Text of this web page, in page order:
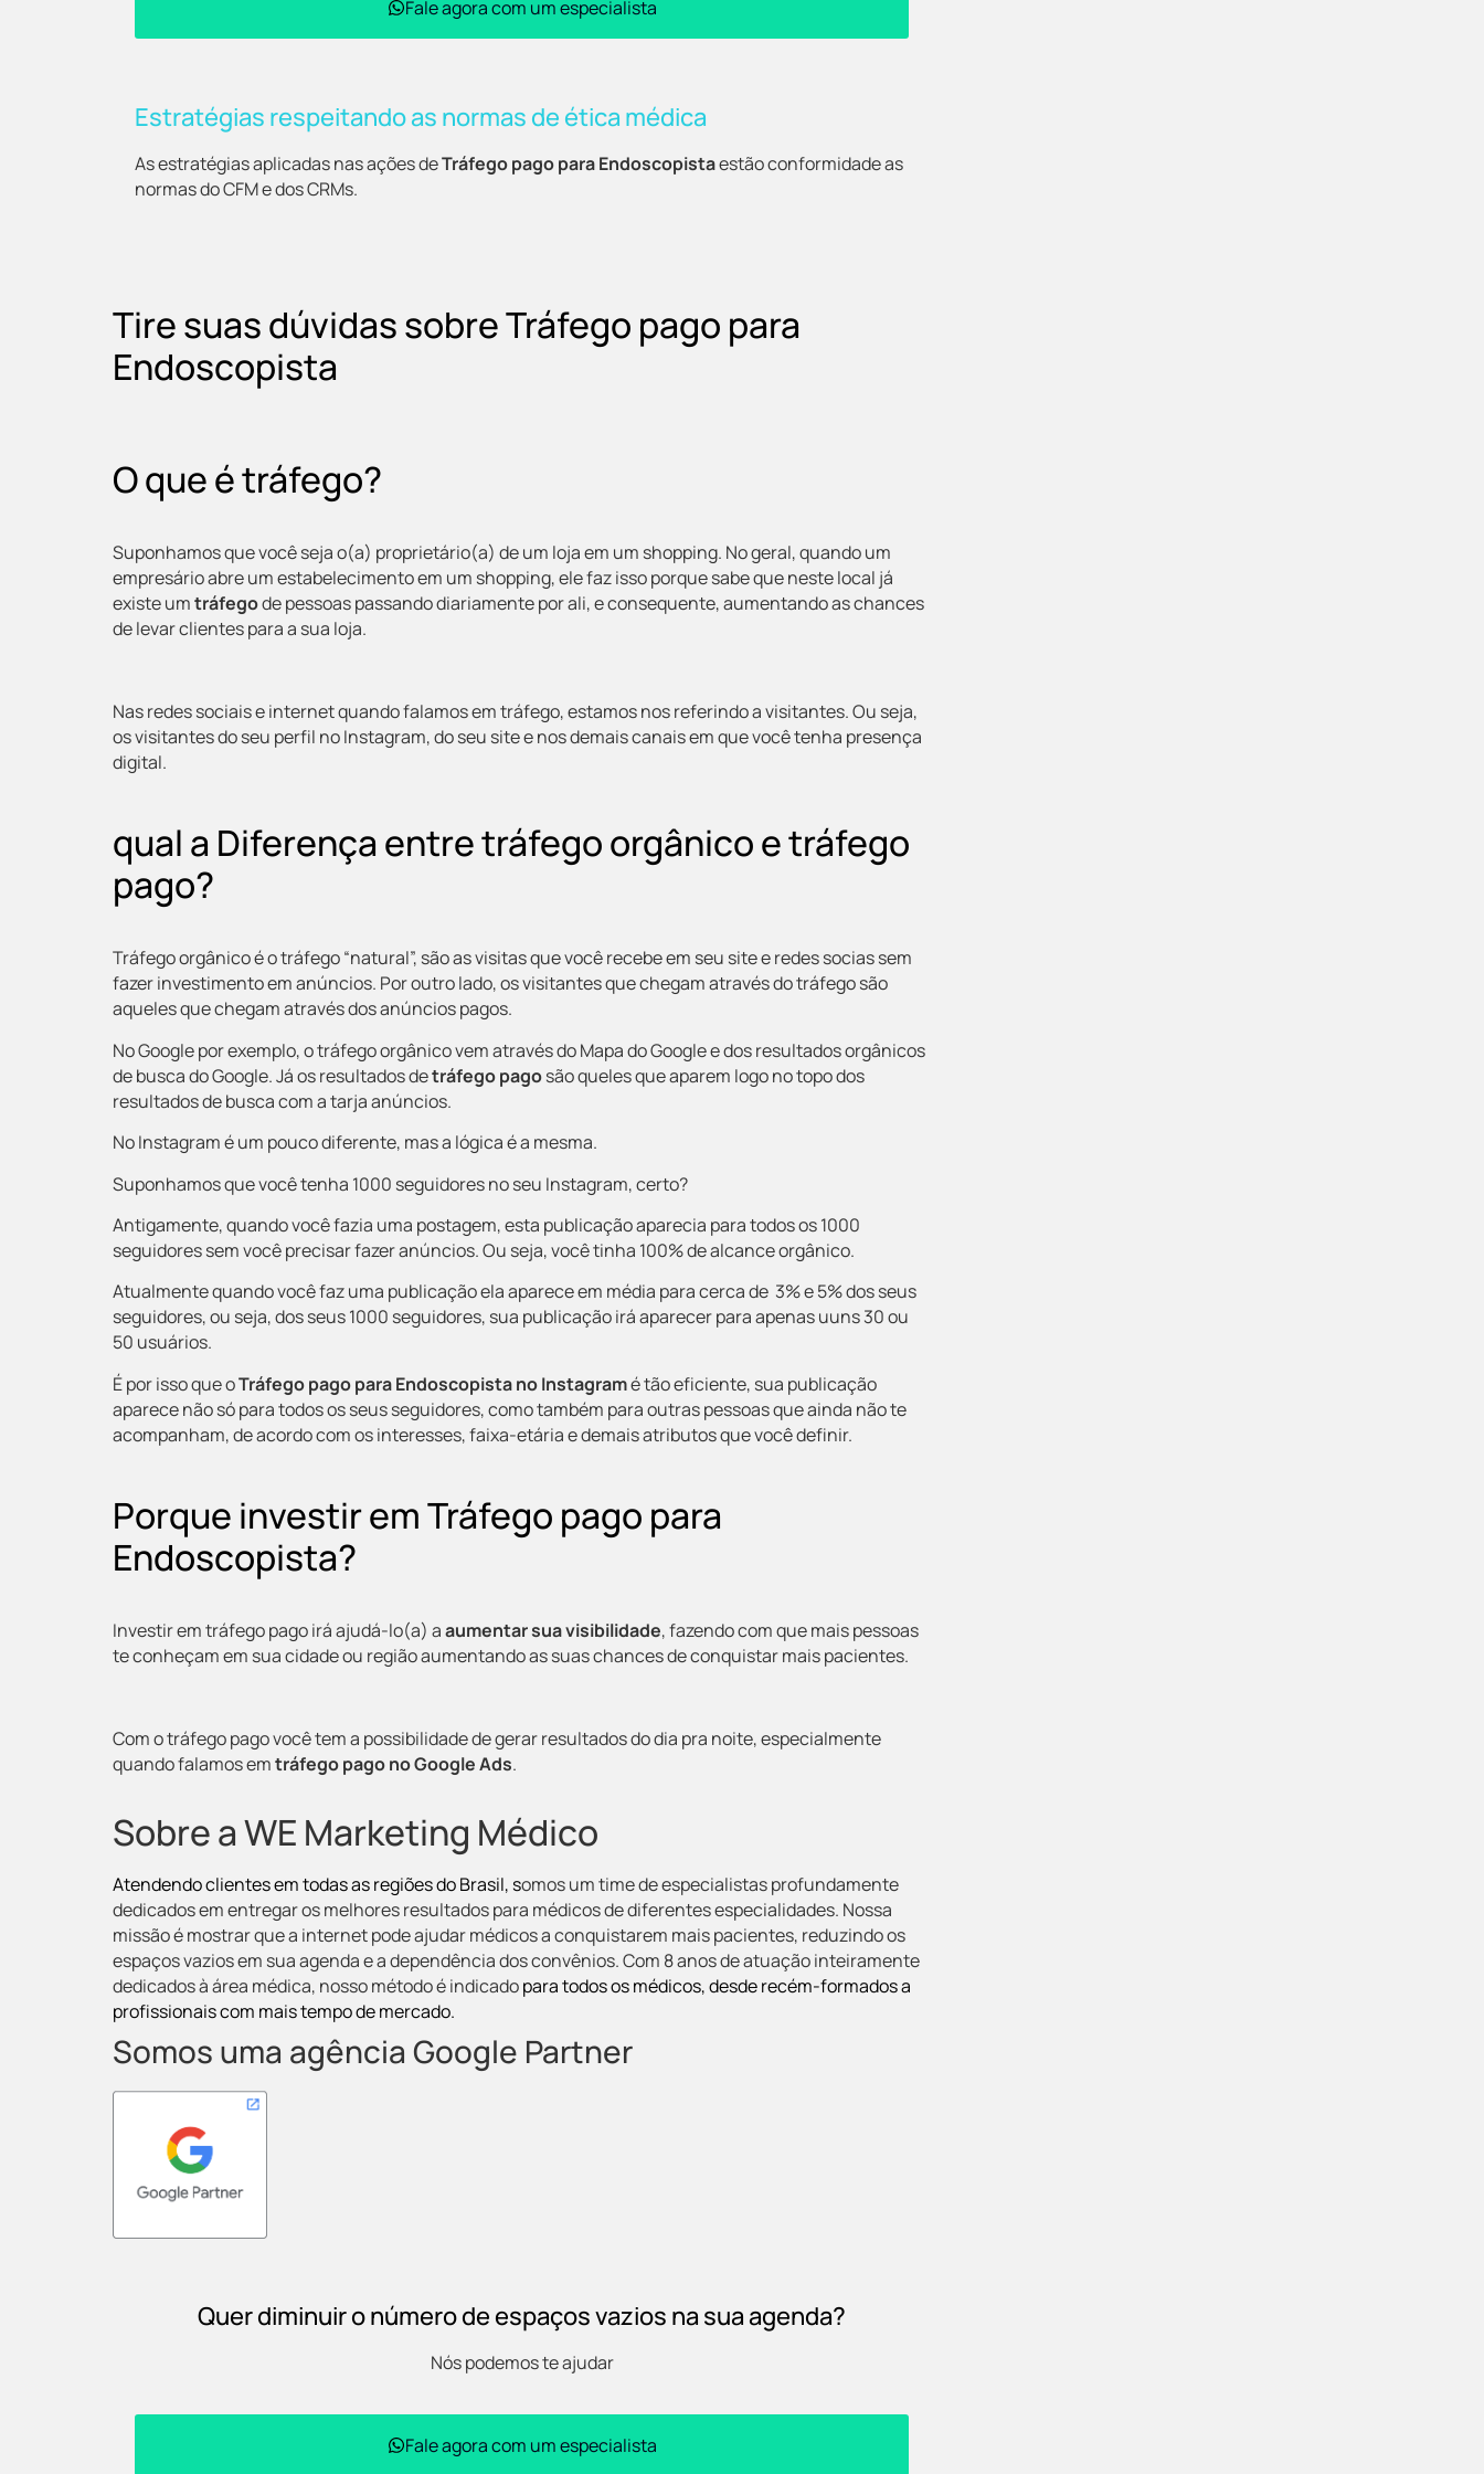
Fale agora com um especialista
Estratégias respeitando as normas de ética médica
As estratégias aplicadas nas ações deTráfego pago para Endoscopistaestão conformidade as
normas do CFM e dos CRMs.
Tire suas dúvidas sobre Tráfego pago para
Endoscopista
O que é tráfego?
Suponhamos que você seja o(a) proprietário(a) de um loja em um shopping. No geral, quando um
empresário abre um estabelecimento em um shopping, ele faz isso porque sabe que neste local já
existe umtráfegode pessoas passando diariamente por ali, e consequente, aumentando as chances
de levar clientes para a sua loja.
Nas redes sociais e internet quando falamos em tráfego, estamos nos referindo a visitantes. Ou seja,
os visitantes do seu perfil no Instagram, do seu site e nos demais canais em que você tenha presença
digital.
qual a Diferença entre tráfego orgânico e tráfego
pago?
Tráfego orgânico é o tráfego “natural”, são as visitas que você recebe em seu site e redes socias sem
fazer investimento em anúncios. Por outro lado, os visitantes que chegam através do tráfego são
aqueles que chegam através dos anúncios pagos.
No Google por exemplo, o tráfego orgânico vem através doMapa do Google e dosresultados orgânicos
de busca do Google.Já os resultados detráfego pagosão queles que aparem logo no topo dos
resultados de busca com a tarja anúncios.
No Instagram é um pouco diferente, mas a lógica é a mesma.
Suponhamos que você tenha 1000 seguidores no seu Instagram, certo?
Antigamente, quando você fazia uma postagem, esta publicação aparecia para todos os 1000
seguidores sem você precisar fazer anúncios. Ou seja, você tinha 100% de alcance orgânico.
Atualmente quando você faz uma publicação ela aparece em média para cerca de 3% e 5% dos seus
seguidores, ou seja, dos seus 1000 seguidores, sua publicação irá aparecer para apenas uuns 30 ou
50 usuários.
É por isso que oTráfego pago para Endoscopistano Instagramé tão eficiente, sua publicação
aparece não só para todos os seus seguidores, como também para outras pessoas que ainda não te
acompanham, de acordo com os interesses, faixa-etária e demais atributos que você definir.
Porque investir em Tráfego pago para
Endoscopista?
Investir em tráfego pago irá ajudá-lo(a) aaumentar sua visibilidade,fazendo com que mais pessoas
te conheçam em sua cidade ou região aumentando as suas chances de conquistar mais pacientes.
Com o tráfego pago você tem a possibilidade de gerar resultados do dia pra noite, especialmente
quando falamos emtráfego pago no Google Ads.
Sobre a WE Marketing Médico
Atendendo clientes em todas as regiões do Brasil, somos um time de especialistas profundamente
dedicados em entregar os melhores resultados para médicos de diferentes especialidades. Nossa
missão é mostrar que a internet pode ajudar médicos a conquistarem mais pacientes, reduzindo os
espaços vazios em sua agenda e a dependência dos convênios.Com 8 anos de atuação inteiramente
dedicados à área médica, nosso método é indicadopara todos os médicos, desde recém-formados a
profissionais com mais tempo de mercado.
Somos uma agência Google Partner
Quer diminuir o número de espaços vazios na sua agenda?
Nós podemos te ajudar
Fale agora com um especialista